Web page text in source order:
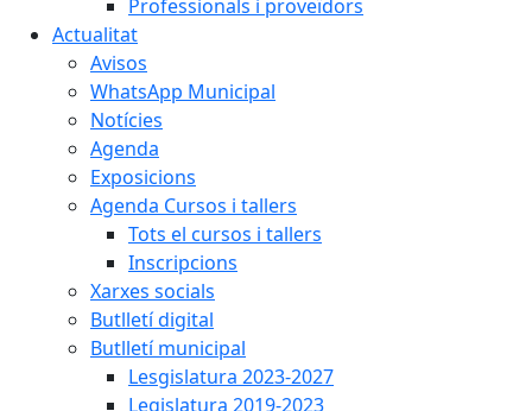
Professionals i proveïdors
Actualitat
Avisos
WhatsApp Municipal
Notícies
Agenda
Exposicions
Agenda Cursos i tallers
Tots el cursos i tallers
Inscripcions
Xarxes socials
Butlletí digital
Butlletí municipal
Lesgislatura 2023-2027
Legislatura 2019-2023